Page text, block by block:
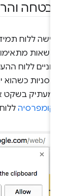
ללוח תמיד
מתאימות,
ללוח
כשהוא
בשקט את
ללוח.